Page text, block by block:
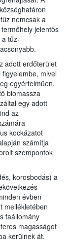
nemcsak a
jelentős
tűz-
adott erdőterület
mivel
egyértelműen.
biomassza
egy adott
az
kockázatot
számítja
szempontok
korosbodás) a
évben
mellékletében
faállomány
magasságot
kerülnek át.